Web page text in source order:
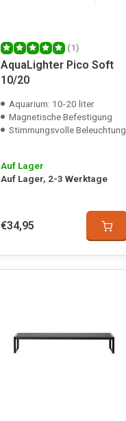
(1)
AquaLighter Pico Soft
10/20
Aquarium: 10-20 liter
Magnetische Befestigung
Stimmungsvolle Beleuchtung
Auf Lager
Auf Lager, 2-3 Werktage
€34,95